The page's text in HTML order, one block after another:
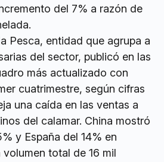
del 7% a razón de
Pesca, entidad que agrupa a
del sector, publicó en las
más actualizado con
cuatrimestre, según cifras
una caída en las ventas a
del calamar. China mostró
y España del 14% en
volumen total de 16 mil